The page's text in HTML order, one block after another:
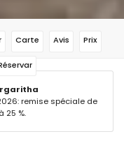
Carte Avis Prix
remise spéciale de
25 %.